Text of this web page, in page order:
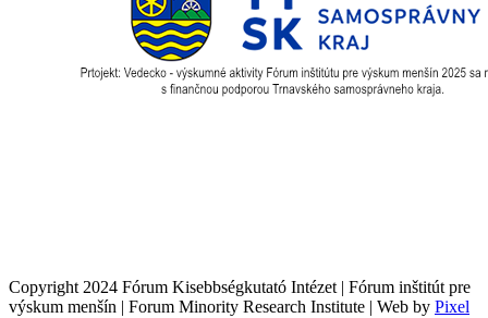
Copyright 2024 Fórum Kisebbségkutató Intézet | Fórum inštitút pre
výskum menšín | Forum Minority Research Institute | Web by Pixel